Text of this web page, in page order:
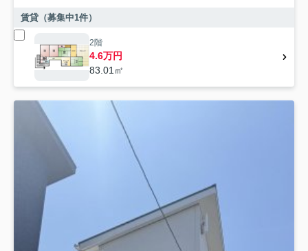
賃貸（募集中1件）
2階
4.6万円
83.01㎡